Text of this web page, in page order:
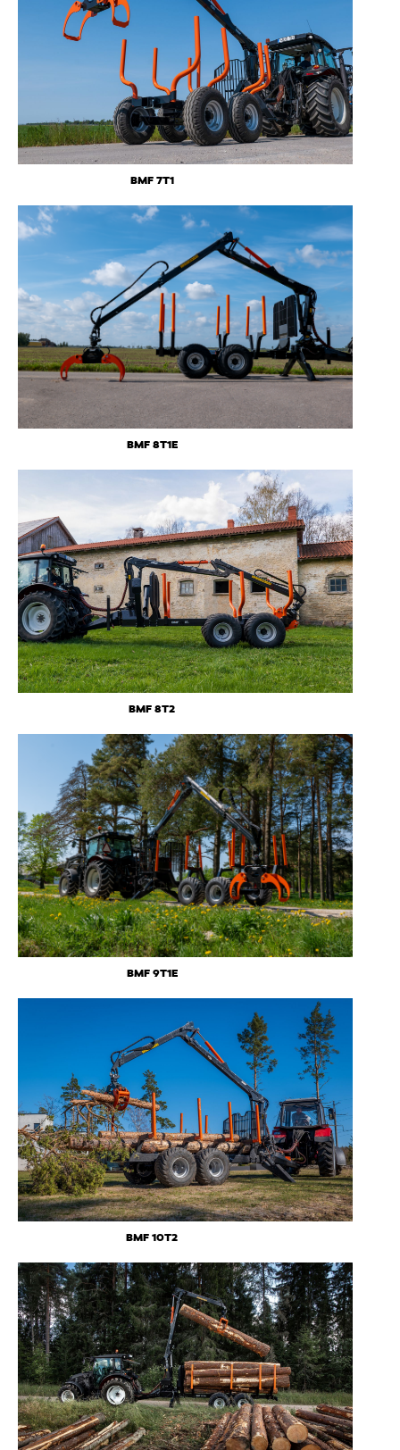
BMF 7T1
BMF 8T1E
BMF 8T2
BMF 9T1E
BMF 10T2